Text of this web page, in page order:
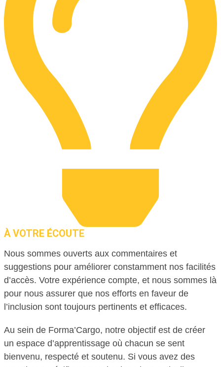
À VOTRE ÉCOUTE
Nous sommes ouverts aux commentaires et
suggestions pour améliorer constamment nos facilités
d’accès. Votre expérience compte, et nous sommes là
pour nous assurer que nos efforts en faveur de
l’inclusion sont toujours pertinents et efficaces.
Au sein de Forma’Cargo, notre objectif est de créer
un espace d’apprentissage où chacun se sent
bienvenu, respecté et soutenu. Si vous avez des